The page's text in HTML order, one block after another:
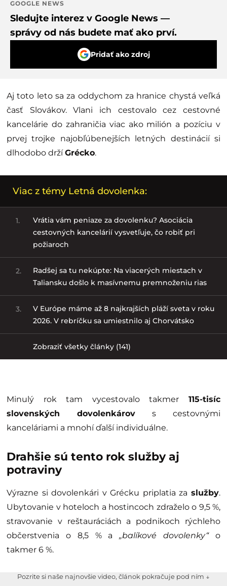
GOOGLE NEWS
Sledujte interez v Google News —
správy od nás budete mať ako prví.
Pridať ako zdroj
Aj toto leto sa za oddychom za hranice chystá veľká
časť Slovákov. Vlani ich cestovalo cez cestovné
kancelárie do zahraničia viac ako milión a pozíciu v
prvej trojke najobľúbenejších letných destinácií si
dlhodobo držíGrécko.
Viac z témy Letná dovolenka:
1.
Vrátia vám peniaze za dovolenku? Asociácia
cestovných kancelárií vysvetľuje, čo robiť pri
požiaroch
2.
Radšej sa tu nekúpte: Na viacerých miestach v
Taliansku došlo k masívnemu premnoženiu rias
3.
V Európe máme až 8 najkrajších pláží sveta v roku
2026. V rebríčku sa umiestnilo aj Chorvátsko
Zobraziť všetky články (141)
Minulý rok tam vycestovalo takmer 115-tisíc
slovenských dovolenkárov s cestovnými
kanceláriami a mnohí ďalší individuálne.
Drahšie sú tento rok služby aj
potraviny
Výrazne si dovolenkári v Grécku priplatia za služby.
Ubytovanie v hoteloch a hostincoch zdraželo o 9,5 %,
stravovanie v reštauráciách a podnikoch rýchleho
občerstvenia o 8,5 % a„balíkové dovolenky“o
takmer 6 %.
Pozrite si naše najnovšie video, článok pokračuje pod ním ↓